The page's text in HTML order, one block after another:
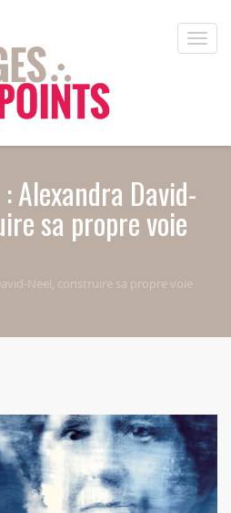
Toggle
Alexandra David-
sa propre voie
Neel, construire sa propre voie